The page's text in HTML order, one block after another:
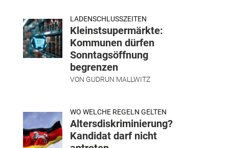
LADENSCHLUSSZEITEN
Kleinstsupermärkte:
Kommunen dürfen
Sonntagsöffnung
begrenzen
VON GUDRUN MALLWITZ
WO WELCHE REGELN GELTEN
Altersdiskriminierung?
Kandidat darf nicht